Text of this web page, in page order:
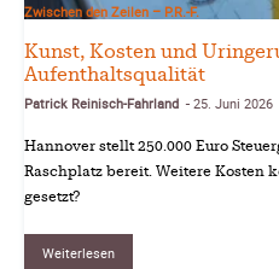
Zwischen den Zeilen – P.R.-F.
Kunst, Kosten und
Aufenthaltsqualität
Patrick Reinisch-Fahrland - 25. Juni 2026
Hannover stellt 250.000 Euro
Raschplatz bereit. Weitere Kosten
gesetzt?
Weiterlesen